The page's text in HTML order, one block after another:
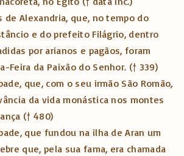
de Alexandria, que, no tempo do
e do prefeito Filágrio, dentro
por arianos e pagãos, foram
Feira da Paixão do Senhor. († 339)
que, com o seu irmão São Romão,
da vida monástica nos montes
(† 480)
que fundou na ilha de Aran um
que, pela sua fama, era chamada